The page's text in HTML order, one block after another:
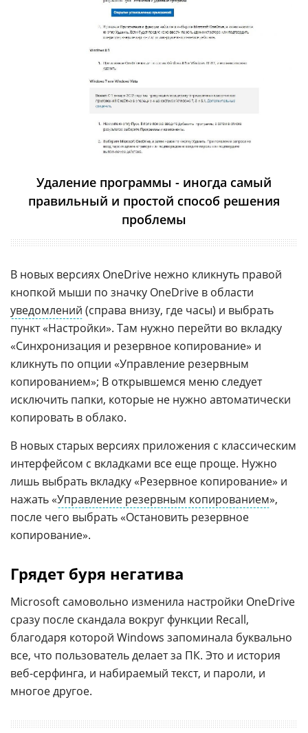
Удаление программы - иногда самый
правильный и простой способ решения
проблемы
В новых версиях OneDrive нежно кликнуть правой
кнопкой мыши по значку OneDrive в области
уведомлений (справа внизу, где часы) и выбрать
пункт «Настройки». Там нужно перейти во вкладку
«Синхронизация и резервное копирование» и
кликнуть по опции «Управление резервным
копированием»; В открывшемся меню следует
исключить папки, которые не нужно автоматически
копировать в облако.
В новых старых версиях приложения с классическим
интерфейсом с вкладками все еще проще. Нужно
лишь выбрать вкладку «Резервное копирование» и
нажать «Управление резервным копированием»,
после чего выбрать «Остановить резервное
копирование».
Грядет буря негатива
Microsoft самовольно изменила настройки OneDrive
сразу после скандала вокруг функции Recall,
благодаря которой Windows запоминала буквально
все, что пользователь делает за ПК. Это и история
веб-серфинга, и набираемый текст, и пароли, и
многое другое.